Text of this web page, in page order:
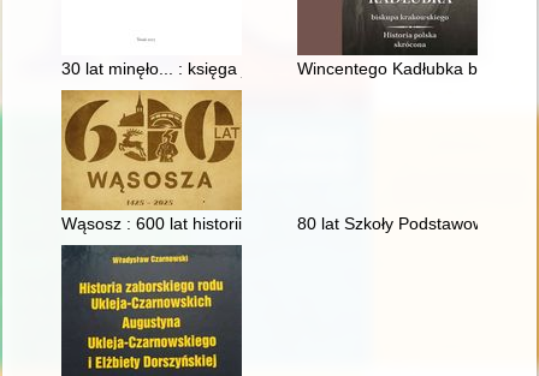
30 lat minęło... : księga jubileuszowa Stowarzyszenia
Wincentego Kadłubka
Wąsosz : 600 lat historii 80 lat Szkoły Podstawowej